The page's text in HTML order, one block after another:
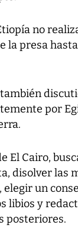
no
la presa
por
El Cairo,
disolver las
un
libios y
posteriores.